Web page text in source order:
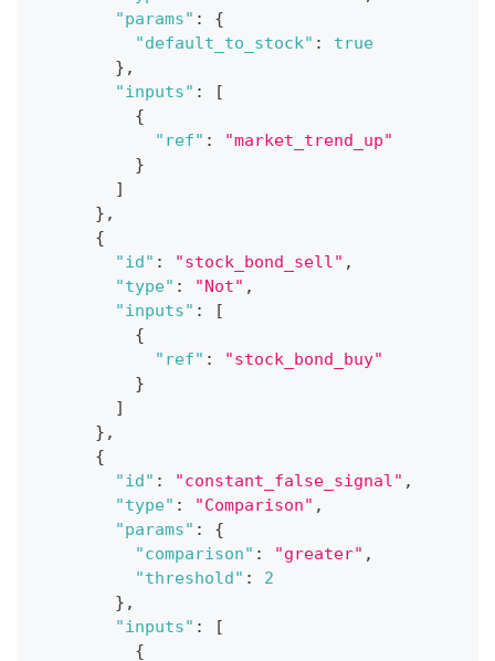
"params" :
{
"default_to_stock" :
true
} ,
"inputs" :
[
{
"ref" :
"market_trend_up"
}
]
} ,
{
"id" : "stock_bond_sell" ,
"type" : "Not" ,
"inputs" :
[
{
"ref" :
"stock_bond_buy"
}
]
} ,
{
"id" : "constant_false_signal" ,
"type" : "Comparison" ,
"params" :
{
"comparison" : "greater" ,
"threshold" :
2
} ,
"inputs" :
[
{